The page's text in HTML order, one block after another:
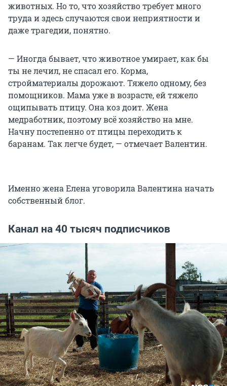
животных. Но то, что хозяйство требует много
труда и здесь случаются свои неприятности и
даже трагедии, понятно.
— Иногда бывает, что животное умирает, как бы
ты не лечил, не спасал его. Корма,
стройматериалы дорожают. Тяжело одному, без
помощников. Мама уже в возрасте, ей тяжело
ощипывать птицу. Она коз доит. Жена
медработник, поэтому всё хозяйство на мне.
Начну постепенно от птицы переходить к
баранам. Так легче будет, — отмечает Валентин.
Именно жена Елена уговорила Валентина начать
собственный блог.
Канал на 40 тысяч подписчиков